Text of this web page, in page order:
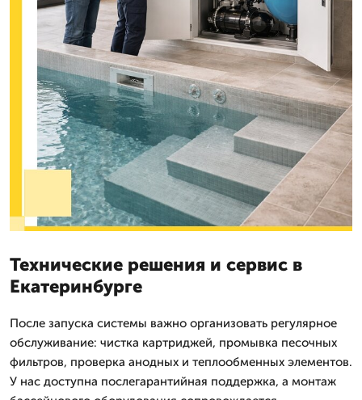
Технические решения и сервис в
Екатеринбурге
После запуска системы важно организовать регулярное
обслуживание: чистка картриджей, промывка песочных
фильтров, проверка анодных и теплообменных элементов.
У нас доступна послегарантийная поддержка, а монтаж